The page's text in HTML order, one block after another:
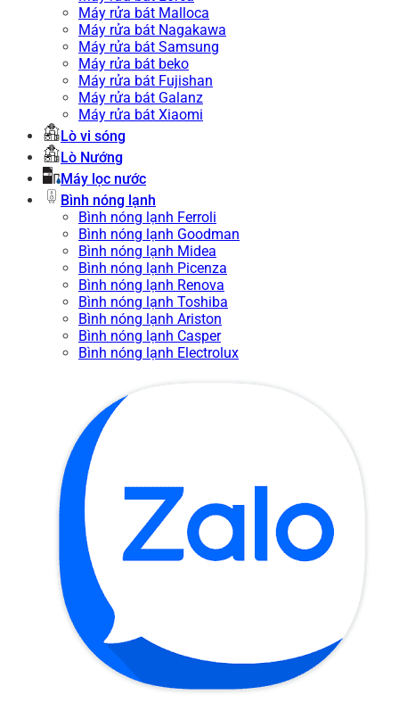
Máy rửa bát Malloca
Máy rửa bát Nagakawa
Máy rửa bát Samsung
Máy rửa bát beko
Máy rửa bát Fujishan
Máy rửa bát Galanz
Máy rửa bát Xiaomi
Lò vi sóng
Lò Nướng
Máy lọc nước
Bình nóng lạnh
Bình nóng lạnh Ferroli
Bình nóng lạnh Goodman
Bình nóng lạnh Midea
Bình nóng lạnh Picenza
Bình nóng lạnh Renova
Bình nóng lạnh Toshiba
Bình nóng lạnh Ariston
Bình nóng lạnh Casper
Bình nóng lạnh Electrolux